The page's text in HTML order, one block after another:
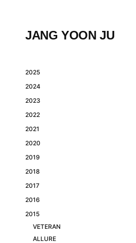
JANG YOON JU
2025
2024
2023
2022
2021
2020
2019
2018
2017
2016
2015
VETERAN
ALLURE